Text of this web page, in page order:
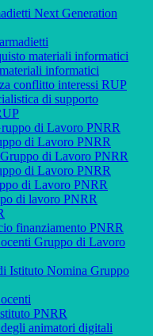
Next Generation
materiali informatici
informatici
conflitto interessi RUP
di supporto
di Lavoro PNRR
di Lavoro PNRR
di Lavoro PNRR
di Lavoro PNRR
di Lavoro PNRR
di lavoro PNRR
finanziamento PNRR
Gruppo di Lavoro
Istituto Nomina Gruppo
PNRR
animatori digitali